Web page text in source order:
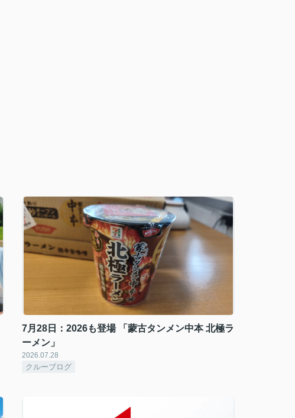
7月28日：2026も登場 「蒙古タンメン中本 北極ラ
ーメン」
2026.07.28
クルーブログ